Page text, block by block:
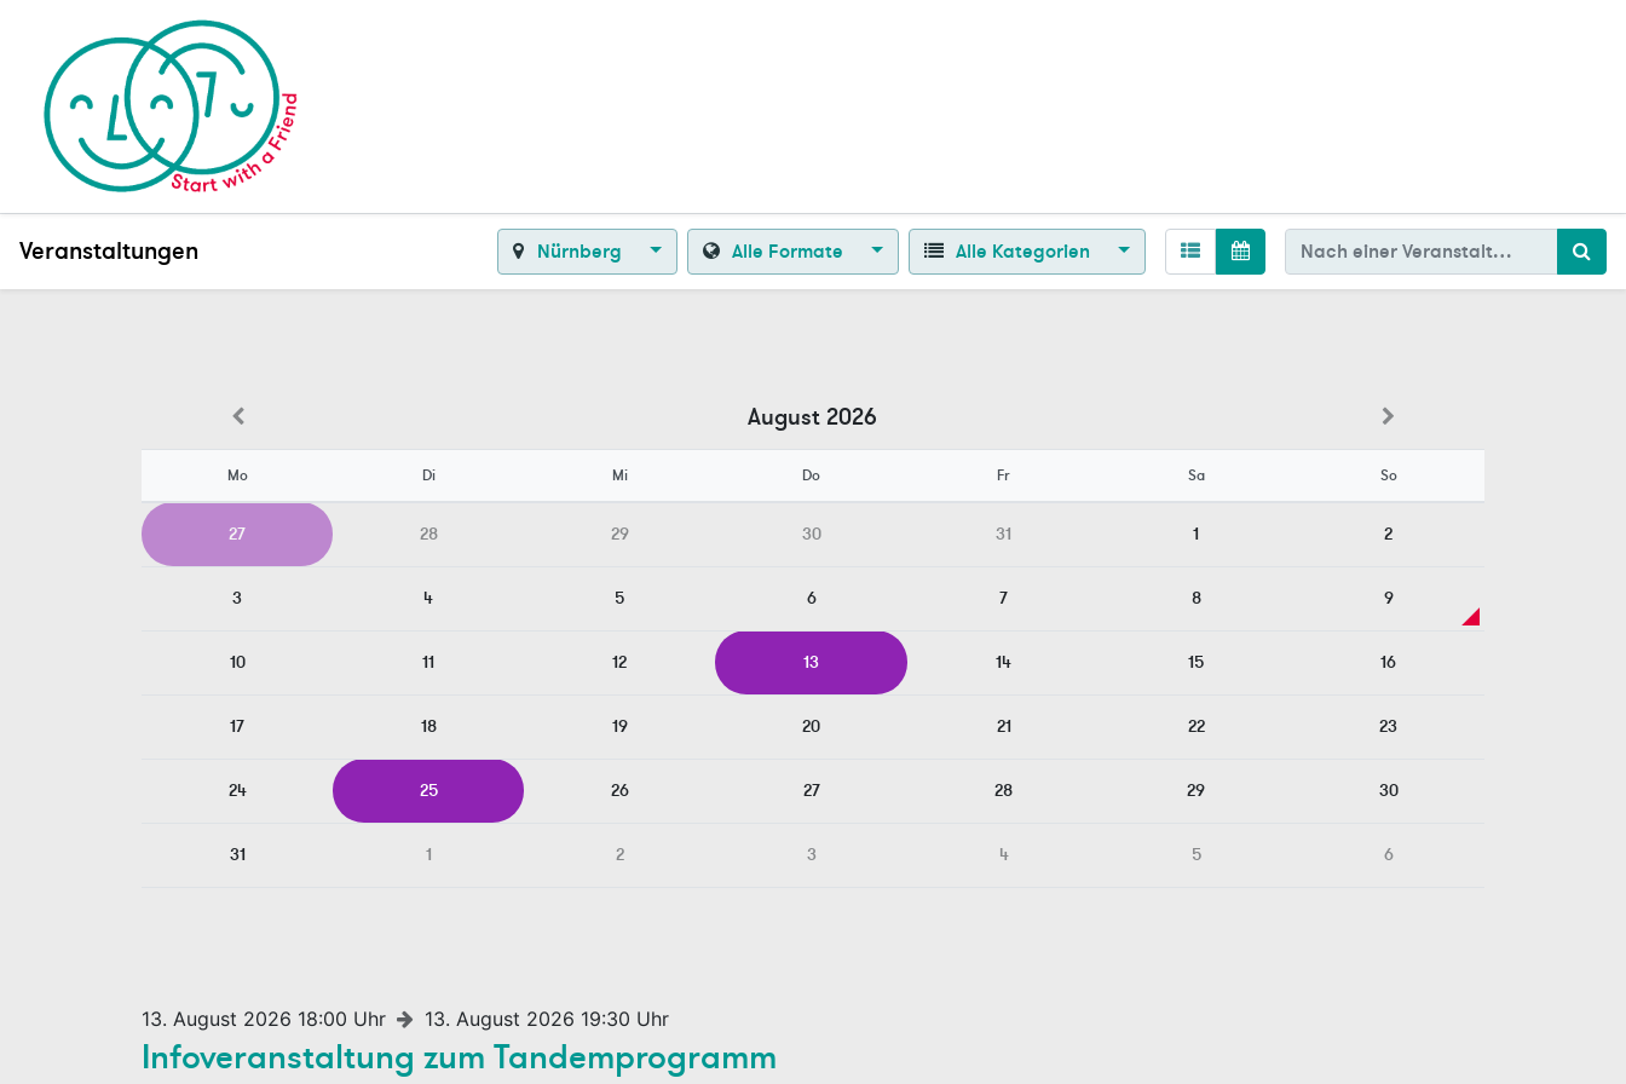
Veranstaltungen Nürnberg Alle Formate Alle Kategorien
August 2026
Mo Di Mi Do Fr Sa So
27 28 29 30 31 1 2
3 4 5 6 7 8 9
10 11 12 13 14 15 16
17 18 19 20 21 22 23
24 25 26 27 28 29 30
31 1 2 3 4 5 6
13. August 2026 18:00 Uhr 13. August 2026 19:30 Uhr
Infoveranstaltung zum Tandemprogramm